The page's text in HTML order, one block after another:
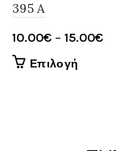
395 A
10.00€ – 15.00€
Επιλογή